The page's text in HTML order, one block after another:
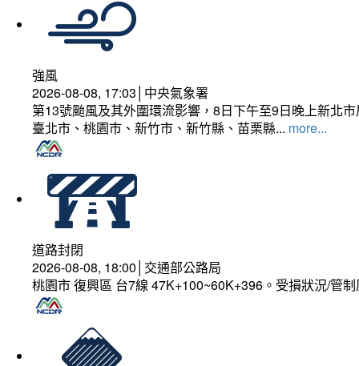
強風
2026-08-08, 17:03│中央氣象署
第13號颱風及其外圍環流影響，8日下午至9日晚上新北
臺北市、桃園市、新竹市、新竹縣、苗栗縣... more...
道路封閉
2026-08-08, 18:00│交通部公路局
桃園市 復興區 台7線 47K+100~60K+396。受損狀況/管